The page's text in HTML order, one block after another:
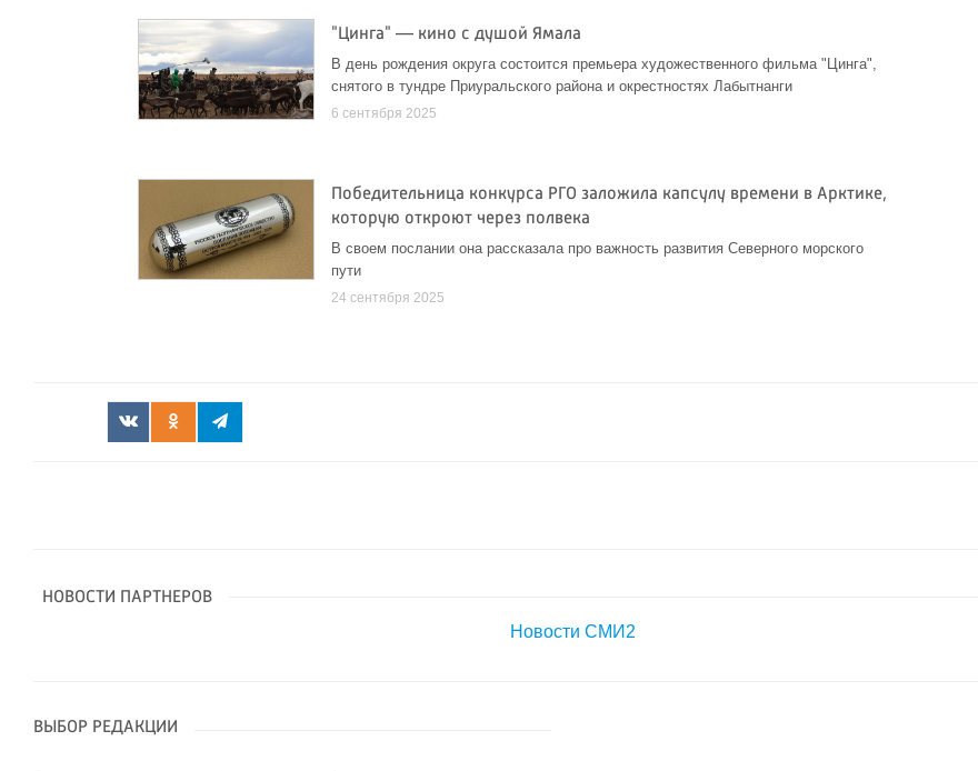
"Цинга" — кино с душой Ямала
В день рождения округа состоится премьера художественного фильма "Цинга",
снятого в тундре Приуральского района и окрестностях Лабытнанги
6 сентября 2025
Победительница конкурса РГО заложила капсулу времени в Арктике,
которую откроют через полвека
В своем послании она рассказала про важность развития Северного морского
пути
24 сентября 2025
НОВОСТИ ПАРТНЕРОВ
Новости СМИ2
ВЫБОР РЕДАКЦИИ